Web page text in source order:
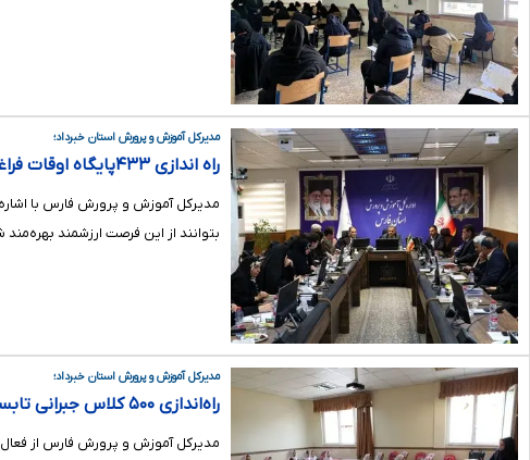
مدیرکل آموزش و پرورش استان خبرداد؛
راه اندازی ۴۳۳پایگاه اوقات فراغت تابستانی دانش آموزان در فارس
بتوانند از این فرصت ارزشمند بهره‌مند
مدیرکل آموزش و پرورش استان خبرداد؛
راه‌اندازی ۵۰۰ کلاس جبرانی تابستانه برای تقویت سواد پایه دانش‌آموزان فارس